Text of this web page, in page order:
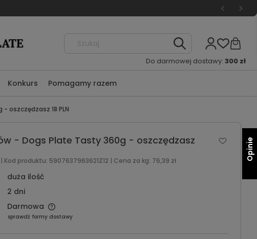
Do darmowej dostawy: 300 zł
Konkurs Pomagamy razem
oszczędzasz 18 PLN
- Dogs Plate Tasty 360g - oszczędzasz
| Kod produktu: 5907637963621Z12 | Cena za kg: 76,39 zł
duża ilość
2 dni
Darmowa
sprawdź formy dostawy
Opinie